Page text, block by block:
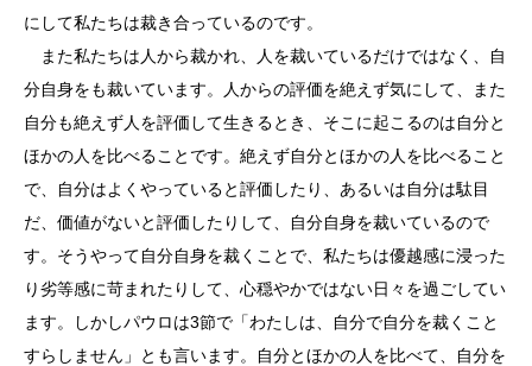
にして私たちは裁き合っているのです。
また私たちは人から裁かれ、人を裁いているだけではなく、自
分自身をも裁いています。人からの評価を絶えず気にして、また
自分も絶えず人を評価して生きるとき、そこに起こるのは自分と
ほかの人を比べることです。絶えず自分とほかの人を比べること
で、自分はよくやっていると評価したり、あるいは自分は駄目
だ、価値がないと評価したりして、自分自身を裁いているので
す。そうやって自分自身を裁くことで、私たちは優越感に浸った
り劣等感に苛まれたりして、心穏やかではない日々を過ごしてい
ます。しかしパウロは3節で「わたしは、自分で自分を裁くこと
すらしません」とも言います。自分とほかの人を比べて、自分を